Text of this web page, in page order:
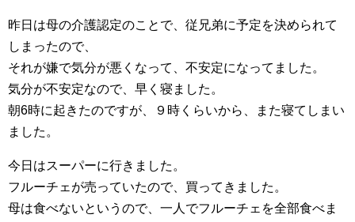
昨日は母の介護認定のことで、従兄弟に予定を決められて
しまったので、
それが嫌で気分が悪くなって、不安定になってました。
気分が不安定なので、早く寝ました。
朝6時に起きたのですが、９時くらいから、また寝てしまい
ました。
今日はスーパーに行きました。
フルーチェが売っていたので、買ってきました。
母は食べないというので、一人でフルーチェを全部食べま